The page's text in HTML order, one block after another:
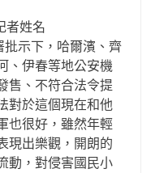
姓名
示下，哈爾濱、齊
、伊春等地公安機
售、不符合法令提
對於這個現在和他
也很好，雖然年輕
現出樂觀，開朗的
動，對侵害國民小